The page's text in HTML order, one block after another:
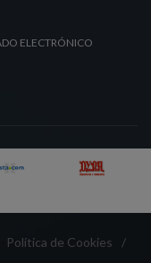
ELECTRÓNICO
Política de Cookies
/